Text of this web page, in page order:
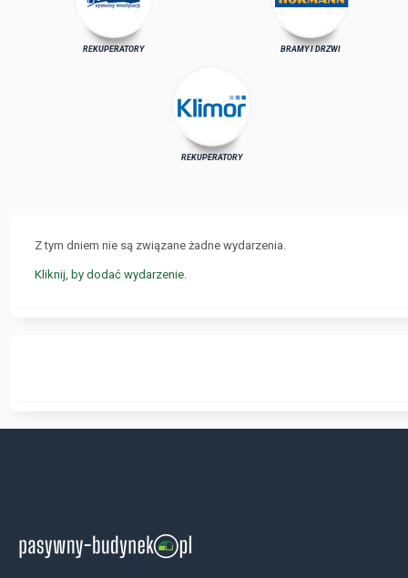
REKUPERATORY BRAMY I DRZWI
REKUPERATORY
Z tym dniem nie są związane żadne wydarzenia.
Kliknij, by dodać wydarzenie.